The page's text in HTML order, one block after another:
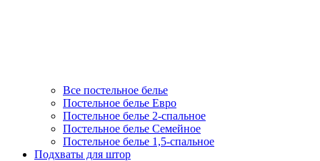
Все постельное белье
Постельное белье Евро
Постельное белье 2-спальное
Постельное белье Семейное
Постельное белье 1,5-спальное
Подхваты для штор